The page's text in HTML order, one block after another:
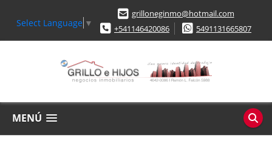
Select Language ▼
grilloneginmo@hotmail.com
+541146420086
5491131665807
MENÚ